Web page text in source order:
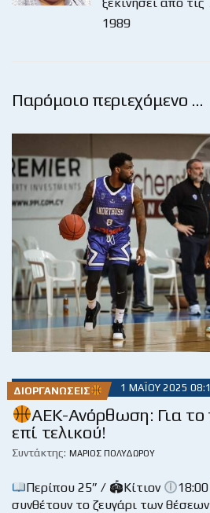
1989
Παρόμοιο περιεχόμενο …
ΔΙΟΡΓΑΝΏΣΕΙΣ 1 ΜΑΪ́ΟΥ 2025
ΑΕΚ-Ανόρθωση: Για
επί τελικού!
Συντάκτης: ΜΆΡΙΟΣ ΠΟΛΥΔΏΡΟΥ
Περίπου 25” / 🏟Κίτιον 18:00
συνθέτουν το ζευγάρι των